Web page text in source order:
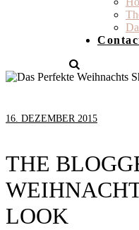
16. DEZEMBER 2015
THE
LOOK